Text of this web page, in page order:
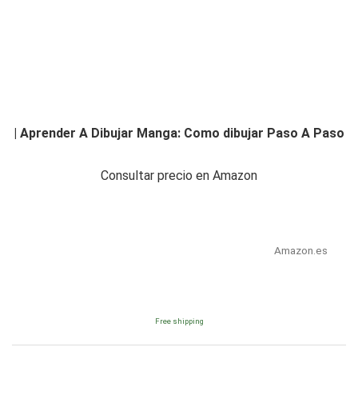
| Aprender A Dibujar Manga: Como dibujar Paso A Paso
Consultar precio en Amazon
Amazon.es
Free shipping